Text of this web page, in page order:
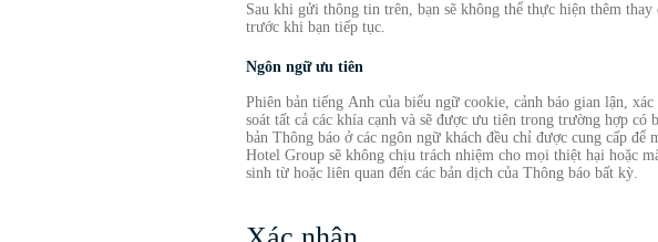
Sau khi gửi thông tin trên, bạn sẽ không thể thực hiện thêm
trước khi bạn tiếp tục.
Ngôn ngữ ưu tiên
Phiên bản tiếng Anh của biểu ngữ cookie, cảnh báo gian lận,
soát tất cả các khía cạnh và sẽ được ưu tiên trong trường hợp
bản Thông báo ở các ngôn ngữ khách đều chỉ được cung cấp
Hotel Group sẽ không chịu trách nhiệm cho mọi thiệt hại hoặc
sinh từ hoặc liên quan đến các bản dịch của Thông báo bất kỳ.